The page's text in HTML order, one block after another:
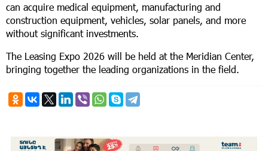
can acquire medical equipment, manufacturing and
construction equipment, vehicles, solar panels, and more
without significant investments.
The Leasing Expo 2026 will be held at the Meridian Center,
bringing together the leading organizations in the field.